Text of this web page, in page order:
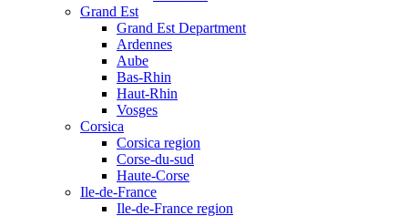
Grand Est
Grand Est Department
Ardennes
Aube
Bas-Rhin
Haut-Rhin
Vosges
Corsica
Corsica region
Corse-du-sud
Haute-Corse
Ile-de-France
Ile-de-France region